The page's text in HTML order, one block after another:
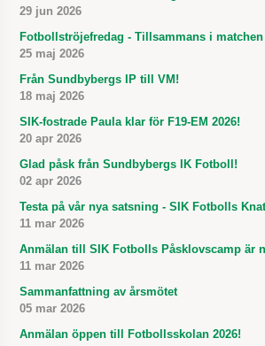
29 jun 2026
Fotbollströjefredag - Tillsammans i
25 maj 2026
Från Sundbybergs IP till VM!
18 maj 2026
SIK-fostrade Paula klar för F19-EM 2026!
20 apr 2026
Glad påsk från Sundbybergs IK Fotboll!
02 apr 2026
Testa på vår nya satsning - SIK Fotbolls
11 mar 2026
Anmälan till SIK Fotbolls Påsklovscamp är
11 mar 2026
Sammanfattning av årsmötet
05 mar 2026
Anmälan öppen till Fotbollsskolan 2026!